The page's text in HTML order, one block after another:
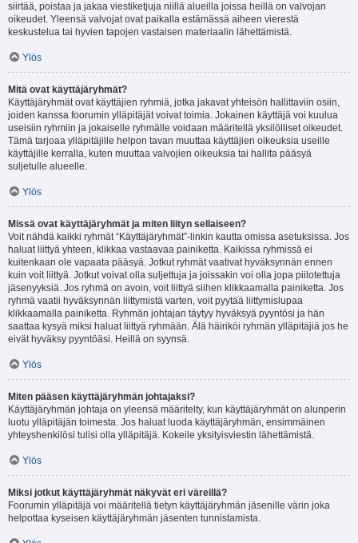
siirtää, poistaa ja jakaa viestiketjuja niillä alueilla joissa heillä on valvojan
oikeudet. Yleensä valvojat ovat paikalla estämässä aiheen vierestä
keskustelua tai hyvien tapojen vastaisen materiaalin lähettämistä.
Ylös
Mitä ovat käyttäjäryhmät?
Käyttäjäryhmät ovat käyttäjien ryhmiä, jotka jakavat yhteisön hallittaviin osiin,
joiden kanssa foorumin ylläpitäjät voivat toimia. Jokainen käyttäjä voi kuulua
useisiin ryhmiin ja jokaiselle ryhmälle voidaan määritellä yksilölliset oikeudet.
Tämä tarjoaa ylläpitäjille helpon tavan muuttaa käyttäjien oikeuksia useille
käyttäjille kerralla, kuten muuttaa valvojien oikeuksia tai hallita pääsyä
suljetulle alueelle.
Ylös
Missä ovat käyttäjäryhmät ja miten liityn sellaiseen?
Voit nähdä kaikki ryhmät “Käyttäjäryhmät”-linkin kautta omissa asetuksissa. Jos
haluat liittyä yhteen, klikkaa vastaavaa painiketta. Kaikissa ryhmissä ei
kuitenkaan ole vapaata pääsyä. Jotkut ryhmät vaativat hyväksynnän ennen
kuin voit liittyä. Jotkut voivat olla suljettuja ja joissakin voi olla jopa piilotettuja
jäsenyyksiä. Jos ryhmä on avoin, voit liittyä siihen klikkaamalla painiketta. Jos
ryhmä vaatii hyväksynnän liittymistä varten, voit pyytää liittymislupaa
klikkaamalla painiketta. Ryhmän johtajan täytyy hyväksyä pyyntösi ja hän
saattaa kysyä miksi haluat liittyä ryhmään. Älä häiriköi ryhmän ylläpitäjiä jos he
eivät hyväksy pyyntöäsi. Heillä on syynsä.
Ylös
Miten pääsen käyttäjäryhmän johtajaksi?
Käyttäjäryhmän johtaja on yleensä määritelty, kun käyttäjäryhmät on alunperin
luotu ylläpitäjän toimesta. Jos haluat luoda käyttäjäryhmän, ensimmäinen
yhteyshenkilösi tulisi olla ylläpitäjä. Kokeile yksityisviestin lähettämistä.
Ylös
Miksi jotkut käyttäjäryhmät näkyvät eri väreillä?
Foorumin ylläpitäjä voi määritellä tietyn käyttäjäryhmän jäsenille värin joka
helpottaa kyseisen käyttäjäryhmän jäsenten tunnistamista.